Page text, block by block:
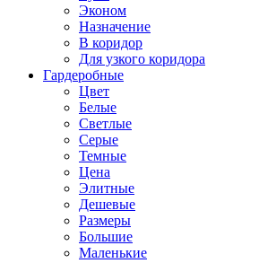
Эконом
Назначение
В коридор
Для узкого коридора
Гардеробные
Цвет
Белые
Светлые
Серые
Темные
Цена
Элитные
Дешевые
Размеры
Большие
Маленькие